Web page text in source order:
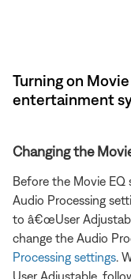
Turning on Movie
entertainment
Changing the
Before the Movie EQ
Audio Processing
to â€œUser
change the Audio
Processing settings .
User Adjustable,